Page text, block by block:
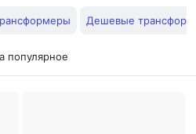
Дешевые
популярное